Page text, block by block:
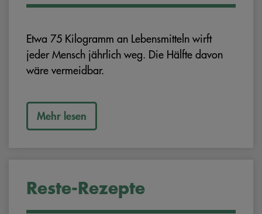
Etwa 75 Kilogramm an Lebensmitteln wirft
jeder Mensch jährlich weg. Die Hälfte davon
wäre vermeidbar.
Mehr lesen
Reste-Rezepte